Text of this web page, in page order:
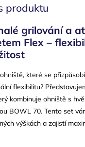
produktu
grilování a
Flex –
které se
flexibilitu?
kombinuje ohniště s
BOWL 70. Tento set
výškách a zajistí